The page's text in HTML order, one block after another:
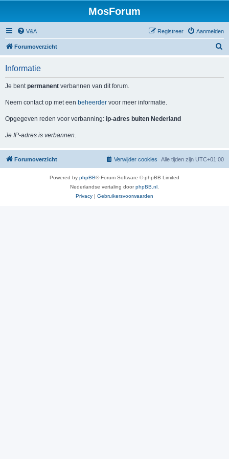
MosForum
V&A Aanmelden
Registreer
Forumoverzicht
Informatie
Je bentpermanent verbannen van dit forum.
Neem contact op met een beheerder voor meer informatie.
Opgegeven reden voor verbanning: ip-adres buiten Nederland
Je IP-adres is verbannen.
Forumoverzicht Alle tijden zijn UTC+01:00
Verwijder cookies
Powered by phpBB® Forum Software © phpBB Limited
Nederlandse vertaling doorphpBB.nl
Privacy | Gebruikersvoorwaarden